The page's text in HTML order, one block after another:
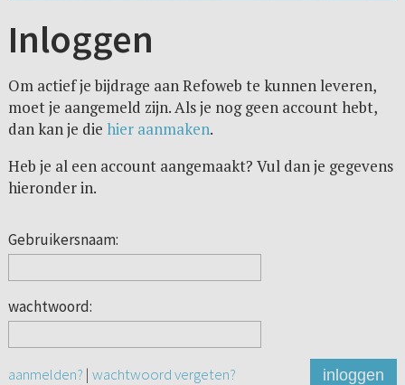
Inloggen
Om actief je bijdrage aan Refoweb te kunnen leveren,
moet je aangemeld zijn. Als je nog geen account hebt,
dan kan je die hier aanmaken.
Heb je al een account aangemaakt? Vul dan je gegevens
hieronder in.
Gebruikersnaam:
wachtwoord:
aanmelden? | wachtwoord vergeten? inloggen